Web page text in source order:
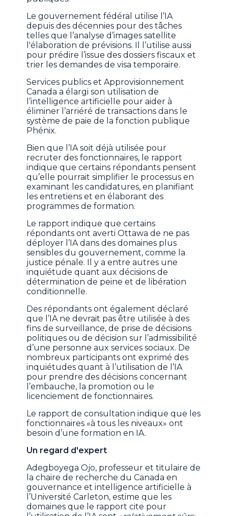
Le gouvernement fédéral utilise l’IA
depuis des décennies pour des tâches
telles que l’analyse d’images satellite
l'élaboration de prévisions. Il l’utilise aussi
pour prédire l’issue des dossiers fiscaux et
trier les demandes de visa temporaire.
Services publics et Approvisionnement
Canada a élargi son utilisation de
l’intelligence artificielle pour aider à
éliminer l’arriéré de transactions dans le
système de paie de la fonction publique
Phénix.
Bien que l’IA soit déjà utilisée pour
recruter des fonctionnaires, le rapport
indique que certains répondants pensent
qu’elle pourrait simplifier le processus en
examinant les candidatures, en planifiant
les entretiens et en élaborant des
programmes de formation.
Le rapport indique que certains
répondants ont averti Ottawa de ne pas
déployer l’IA dans des domaines plus
sensibles du gouvernement, comme la
justice pénale. Il y a entre autres une
inquiétude quant aux décisions de
détermination de peine et de libération
conditionnelle.
Des répondants ont également déclaré
que l’IA ne devrait pas être utilisée à des
fins de surveillance, de prise de décisions
politiques ou de décision sur l’admissibilité
d’une personne aux services sociaux. De
nombreux participants ont exprimé des
inquiétudes quant à l’utilisation de l’IA
pour prendre des décisions concernant
l’embauche, la promotion ou le
licenciement de fonctionnaires.
Le rapport de consultation indique que les
fonctionnaires «à tous les niveaux» ont
besoin d’une formation en IA.
Un regard d'expert
Adegboyega Ojo, professeur et titulaire de
la chaire de recherche du Canada en
gouvernance et intelligence artificielle à
l’Université Carleton, estime que les
domaines que le rapport cite pour